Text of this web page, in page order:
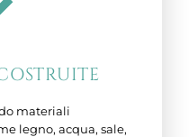
materiali
legno, acqua, sale,